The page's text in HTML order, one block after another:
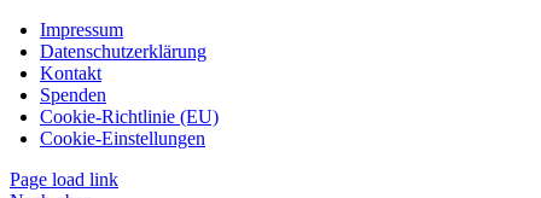
Impressum
Datenschutzerklärung
Kontakt
Spenden
Cookie-Richtlinie (EU)
Cookie-Einstellungen
Page load link